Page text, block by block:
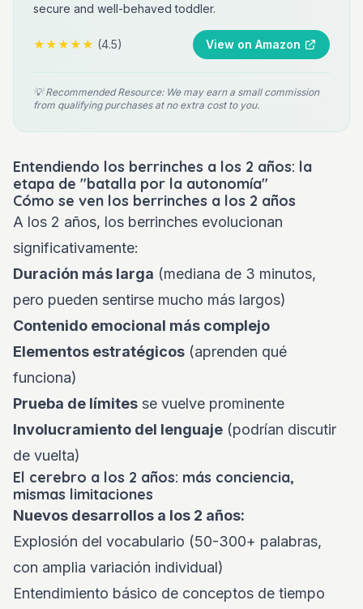
secure and well-behaved toddler.
★★★★★ (4.5) View on Amazon
💡 Recommended Resource: We may earn a small commission
from qualifying purchases at no extra cost to you.
Entendiendo los berrinches a los 2 años: la
etapa de "batalla por la autonomía"
Cómo se ven los berrinches a los 2 años
A los 2 años, los berrinches evolucionan
significativamente:
Duración más larga (mediana de 3 minutos,
pero pueden sentirse mucho más largos)
Contenido emocional más complejo
Elementos estratégicos (aprenden qué
funciona)
Prueba de límites se vuelve prominente
Involucramiento del lenguaje (podrían discutir
de vuelta)
El cerebro a los 2 años: más conciencia,
mismas limitaciones
Nuevos desarrollos a los 2 años:
Explosión del vocabulario (50-300+ palabras,
con amplia variación individual)
Entendimiento básico de conceptos de tiempo